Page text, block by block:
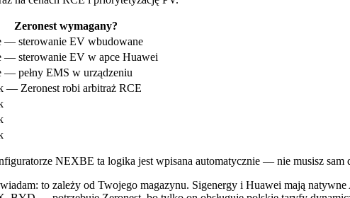
Zeronest wymagany?
— sterowanie EV wbudowane
— sterowanie EV w apce Huawei
— pełny EMS w urządzeniu
— Zeronest robi arbitraż RCE
NEXBE ta logika jest wpisana automatycznie — nie musisz sam
to zależy od Twojego magazynu. Sigenergy i Huawei mają